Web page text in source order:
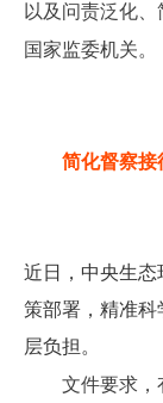
以及问责泛化
国家监委机关。
简化督察接
近日，中央生
策部署，精准科
层负担。
文件要求，